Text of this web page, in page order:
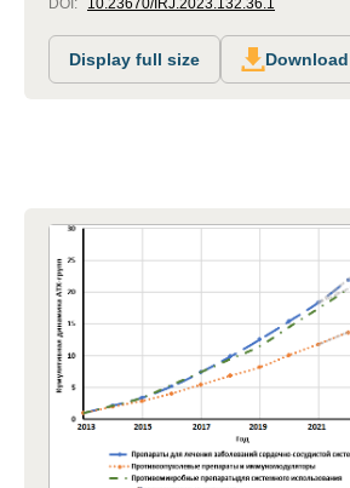
DOI: 10.23670/IRJ.2023.132.36.1
Display full size